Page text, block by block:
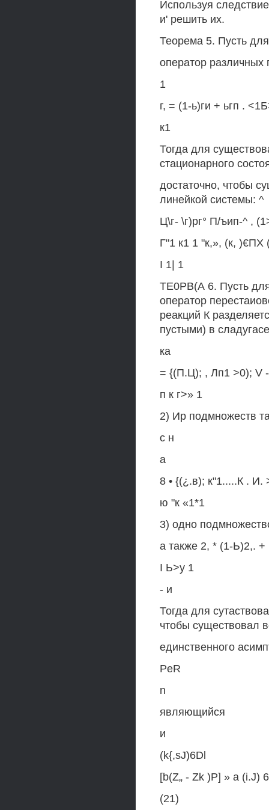
Используя
и' решить их.
Теорема 5. Пусть
оператор различных
1
г, = (1-ь)ги + ьгп .
к1
Тогда для
стационарного
достаточно, чтобы
линейкой системы: ^
Ц\г- \г)рг° П/ъип-^ ,
Г"1 к1 1 "к,», (к, )€ПХ
I 1| 1
ТЕ0РВ(А 6. Пусть
оператор
реакций К
пустыми) в
ка
= {(П.Ц); , Лп1 >0); V
п к г>» 1
2) Ир подмножеств
с н
а
8 • {(¿.в); к"1.....К . И.
ю "к «1*1
3) одно
а также 2, * (1-Ь)2,. +
I Ь>у 1
- и
Тогда для
чтобы существовал
единственного
PeR
n
являющийся
и
(k{,sJ)6Dl
[b(Z„ - Zk )Р] » a (i.J)
(21)